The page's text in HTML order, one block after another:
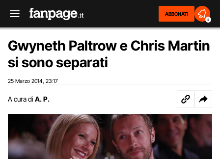
ABBONATI
2
Gwyneth Paltrow e Chris Martin
si sono separati
25 Marzo 2014 23:17
A cura di A. P.